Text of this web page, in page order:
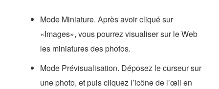
Mode Miniature. Après avoir cliqué sur
«Images», vous pourrez visualiser sur le Web
les miniatures des photos.
Mode Prévisualisation. Déposez le curseur sur
une photo, et puis cliquez l’icône de l’œil en